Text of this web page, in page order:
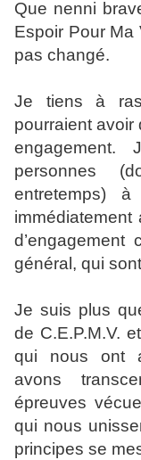
Que nenni
Espoir Pour Ma
pas changé.
Je tiens à
pourraient avoir
personnes
entretemps) à
immédiatement
d’engagement
général, qui
Je suis plus
de C.E.P.M.V.
qui nous ont
avons
épreuves
qui nous
principes se